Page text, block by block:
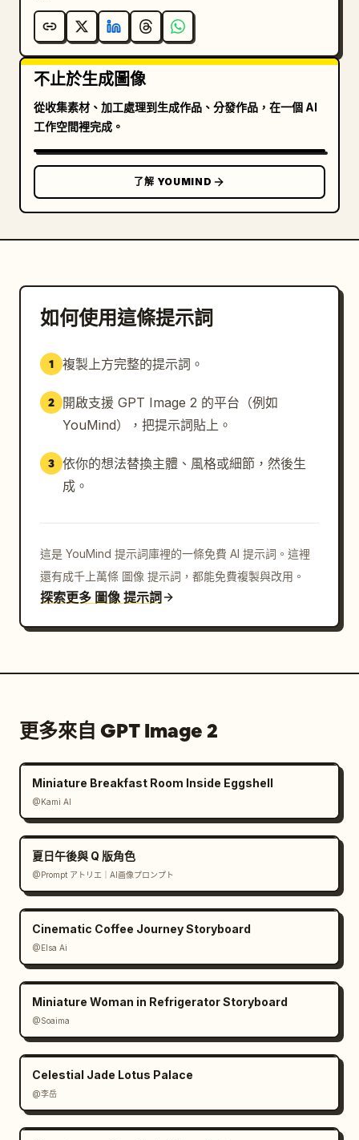
不止於生成圖像
從收集素材、加工處理到生成作品、分發作品，在一個 AI
工作空間裡完成。
了解 YOUMIND
如何使用這條提示詞
1 複製上方完整的提示詞。
2
開啟支援 GPT Image 2 的平台（例如
YouMind），把提示詞貼上。
3 依你的想法替換主體、風格或細節，然後生
成。
這是 YouMind 提示詞庫裡的一條免費 AI 提示詞。這裡
還有成千上萬條 圖像 提示詞，都能免費複製與改用。
探索更多 圖像 提示詞
更多來自 GPT Image 2
Miniature Breakfast Room Inside Eggshell
@Kami AI
夏日午後與 Q 版角色
@Prompt アトリエ｜AI画像プロンプト
Cinematic Coffee Journey Storyboard
@Elsa Ai
Miniature Woman in Refrigerator Storyboard
@Soaima
Celestial Jade Lotus Palace
@李岳